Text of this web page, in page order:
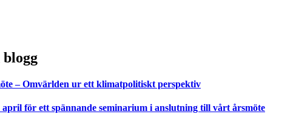
blogg
– Omvärlden ur ett klimatpolitiskt perspektiv
april för ett spännande seminarium i anslutning till vårt årsmöte